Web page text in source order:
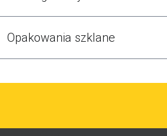
Opakowania szklane